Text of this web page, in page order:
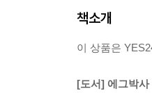
책소개
이 상품은
[도서] 에그박사